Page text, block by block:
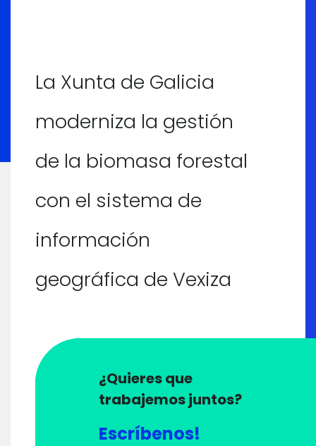
La Xunta de Galicia
moderniza la gestión
de la biomasa forestal
con el sistema de
información
geográfica de Vexiza
¿Quieres que
trabajemos juntos?
Escríbenos!